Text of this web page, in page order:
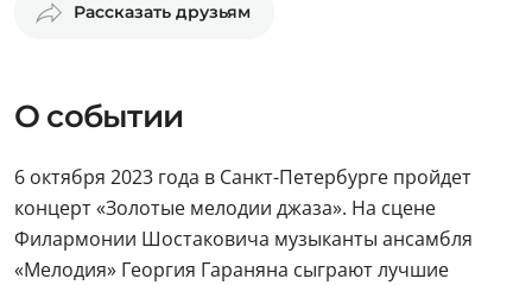
Рассказать друзьям
О событии
6 октября 2023 года в Санкт-Петербурге пройдет
концерт «Золотые мелодии джаза». На сцене
Филармонии Шостаковича музыканты ансамбля
«Мелодия» Георгия Гараняна сыграют лучшие